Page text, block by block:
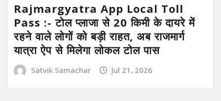
Rajmargyatra App Local Toll
Pass :- टोल प्लाजा से 20 किमी के दायरे में
रहने वाले लोगों को बड़ी राहत, अब राजमार्ग
यात्रा ऐप से मिलेगा लोकल टोल पास
Satvik Samachar Jul 21, 2026